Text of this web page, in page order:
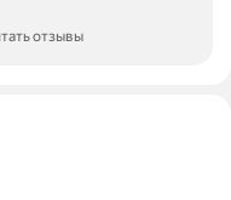
отзывы